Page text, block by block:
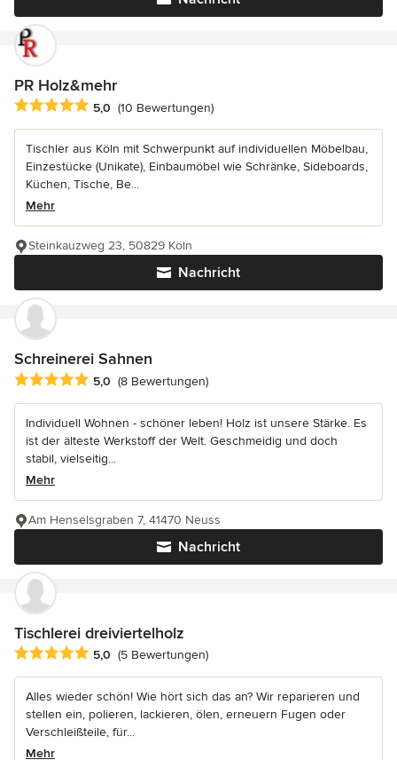
PR Holz&mehr
Durchschnittliche Bewertung: 5 von 5 Sternen
5,0 (10 Bewertungen)
Tischler aus Köln mit Schwerpunkt auf individuellen Möbelbau,
Einzestücke (Unikate), Einbaumöbel wie Schränke, Sideboards,
Küchen, Tische, Be...
Mehr
Nachricht
Steinkauzweg 23, 50829 Köln
Schreinerei Sahnen
Durchschnittliche Bewertung: 5 von 5 Sternen
5,0 (8 Bewertungen)
Individuell Wohnen - schöner leben! Holz ist unsere Stärke. Es
ist der älteste Werkstoff der Welt. Geschmeidig und doch
stabil, vielseitig...
Mehr
Nachricht
Am Henselsgraben 7, 41470 Neuss
Tischlerei dreiviertelholz
Durchschnittliche Bewertung: 5 von 5 Sternen
5,0 (5 Bewertungen)
Alles wieder schön! Wie hört sich das an? Wir reparieren und
stellen ein, polieren, lackieren, ölen, erneuern Fugen oder
Verschleißteile, für...
Mehr